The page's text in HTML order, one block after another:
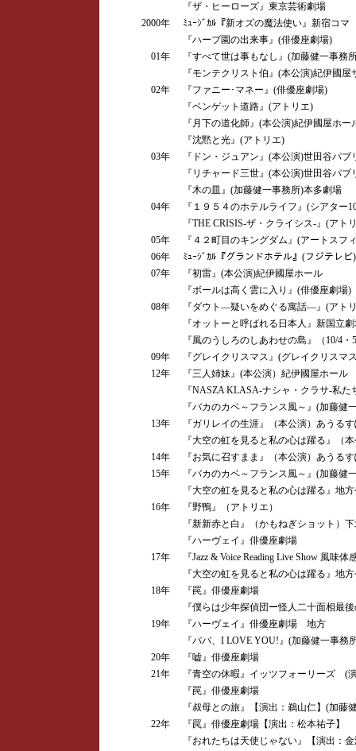
『ザ・ヒーローズ』東京芸術劇場
2000年
ﾐｭｰｼﾞｶﾙ『新オズの魔法使い』新宿コマ
『ハーブ園の出来事』(俳優座劇場)
01年
『すべて世は事もなし』(加藤健一事務
『モンテクリスト伯』(本公演)紀伊國屋
02年
『ファニー･マネー』(俳優座劇場)
『ベンゲット道路』(アトリエ)
『月下の道化師』(本公演)紀伊國屋ホー
『沈黙と光』(アトリエ)
03年
『ドン・ジュアン』(本公演)世田谷パブ
『リチャード三世』(本公演)世田谷パブ
『木の皿』(加藤健一事務所)本多劇場
04年
『１９５４のホテルライフ』(シアター
『THE CRISIS-ザ・クライシス-』(アト
05年
『４２町目のキングダム』(アートスフ
06年
ﾐｭｰｼﾞｶﾙ『グランドホテル』(フジテレ
07年
『初雷』(本公演)紀伊國屋ホール
『ボールは高く雲に入り』(俳優座劇場)
08年
『ダウト―疑いをめぐる寓話―』(アト
『オットーと呼ばれる日本人』新国立劇
『風のうしろのしあわせの島』（10/4・
09年
『グレイクリスマス』(グレイクリスマ
12年
『三人姉妹』(本公演）紀伊國屋ホール
『NASZA KLASA-ナシャ・クラサ-私た
『バカのカベ～フランス風～』(加藤健
13年
『ガリレイの生涯』（本公演）あうる
『大空の虹を見ると私の心は躍る』（
14年
『お気に召すまま』（本公演）あうる
15年
『バカのカベ～フランス風～』(加藤健
『大空の虹を見ると私の心は躍る』地方
16年
『野鴨』（アトリエ）
『新新赤と白』（かもねぎショット）下
『ハーヴェイ』俳優座劇場
17年
『Jazz & Voice Reading Live Show 風味
『大空の虹を見ると私の心は躍る』地方
18年
『罠』俳優座劇場
『僕らは少年探偵団ー怪人二十面相最
19年
『ハーヴェイ』俳優座劇場 地方
『パパ、I LOVE YOU!』(加藤健一事務
20年
『嘘』俳優座劇場
21年
『青空の休暇』イッツフォーリーズ (
『罠』俳優座劇場
『叔母との旅』【演出：鵜山仁】(加藤
22年
『罠』俳優座劇場【演出：松本祐子】
『おれたちは天使じゃない』【演出：